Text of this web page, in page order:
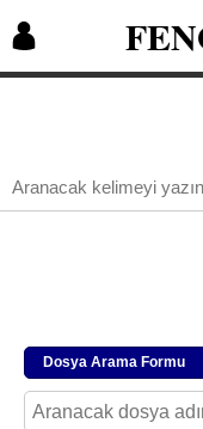
Dosya Arama Formu